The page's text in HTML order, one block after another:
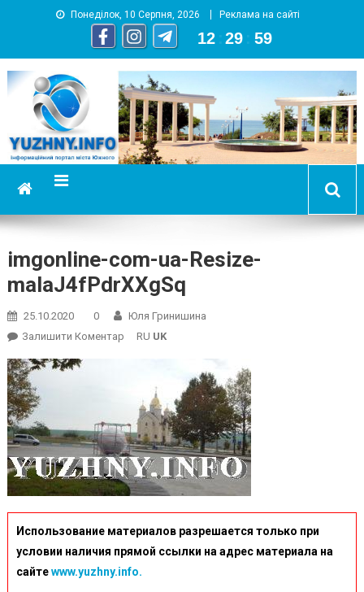
Понеділок, 10 Серпня, 2026 Реклама на сайті
12 30 00
YUZHNY.INFO
информационный портал города Южный
imgonline-com-ua-Resize-
malaJ4fPdrXXgSq
25.10.2020 0
Юля Гринишина
Залишити КоментарOn
Resize-
MalaJ4fPdrXXgSq
RU UK
Использование материалов разрешается только при
условии наличия прямой ссылки на адрес материала на
сайтеwww.yuzhny.info.